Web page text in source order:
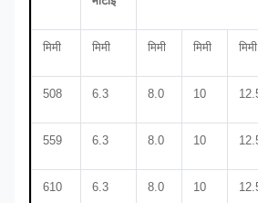
मिमी मिमी मिमी मिमी मिमी
508 6.3 8.0 10
559 6.3 8.0 10
610 6.3 8.0 10